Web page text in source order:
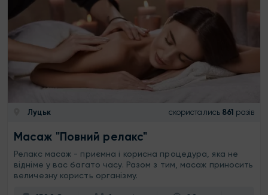
Луцьк скористались 861 разів
Масаж "Повний релакс"
Релакс масаж - приємна і корисна процедура, яка не
відніме у вас багато часу. Разом з тим, масаж приносить
величезну користь організму.